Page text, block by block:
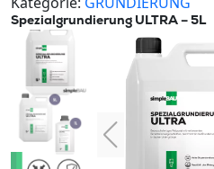
Spezialgrundierung ULTRA – 5L